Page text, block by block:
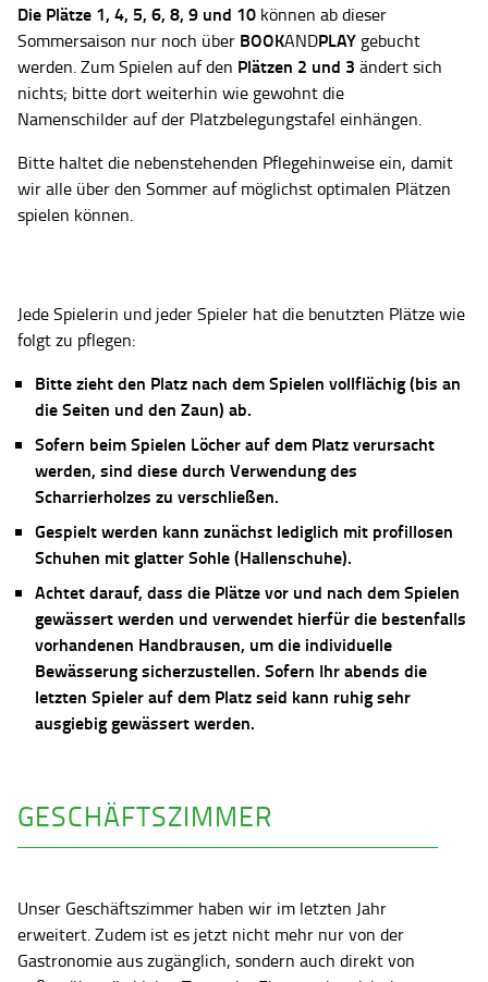
Die Plätze 1, 4, 5, 6, 8, 9 und 10 können ab dieser
Sommersaison nur noch über BOOKANDPLAY gebucht
werden. Zum Spielen auf den Plätzen 2 und 3 ändert sich
nichts; bitte dort weiterhin wie gewohnt die
Namenschilder auf der Platzbelegungstafel einhängen.
Bitte haltet die nebenstehenden Pflegehinweise ein, damit
wir alle über den Sommer auf möglichst optimalen Plätzen
spielen können.
Jede Spielerin und jeder Spieler hat die benutzten Plätze wie
folgt zu pflegen:
Bitte zieht den Platz nach dem Spielen vollflächig (bis an
die Seiten und den Zaun) ab.
Sofern beim Spielen Löcher auf dem Platz verursacht
werden, sind diese durch Verwendung des
Scharrierholzes zu verschließen.
Gespielt werden kann zunächst lediglich mit profillosen
Schuhen mit glatter Sohle (Hallenschuhe).
Achtet darauf, dass die Plätze vor und nach dem Spielen
gewässert werden und verwendet hierfür die bestenfalls
vorhandenen Handbrausen, um die individuelle
Bewässerung sicherzustellen. Sofern Ihr abends die
letzten Spieler auf dem Platz seid kann ruhig sehr
ausgiebig gewässert werden.
GESCHÄFTSZIMMER
Unser Geschäftszimmer haben wir im letzten Jahr
erweitert. Zudem ist es jetzt nicht mehr nur von der
Gastronomie aus zugänglich, sondern auch direkt von